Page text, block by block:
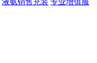
液氨销售充装 专业增值服